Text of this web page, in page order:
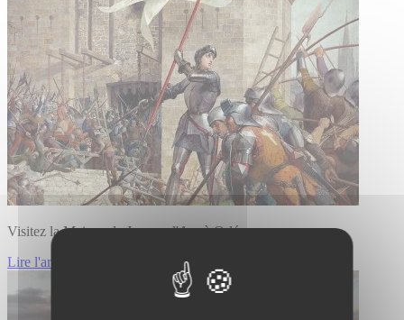
Visitez la Maison de Jeanne d'Arc à Orléans
Lire l'article Visitez la Maison de Jeanne d'Arc à Orléans